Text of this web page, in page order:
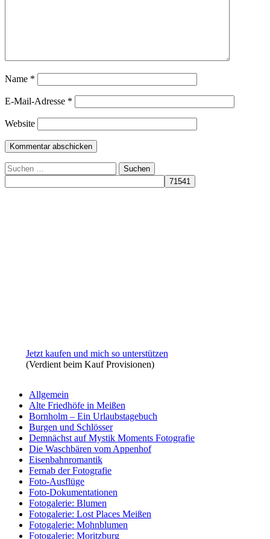
Name *
E-Mail-Adresse *
Website
Suchen
nach:
Jetzt kaufen und mich so unterstützen
(Verdient beim Kauf Provisionen)
Allgemein
Alte Friedhöfe in Meißen
Bornholm – Ein Urlaubstagebuch
Burgen und Schlösser
Demnächst auf Mystik Moments Fotografie
Die Waschbären vom Appenhof
Eisenbahnromantik
Fernab der Fotografie
Foto-Ausflüge
Foto-Dokumentationen
Fotogalerie: Blumen
Fotogalerie: Lost Places Meißen
Fotogalerie: Mohnblumen
Fotogalerie: Moritzburg